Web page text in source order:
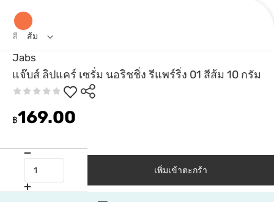
Jabs
แจ๊บส์ ลิปแคร์ เซรั่ม นอริชชิ่ง รีแพร์ริ่ง 01 สีส้ม 10 กรัม
฿169.00
สี ส้ม
เพิ่มเข้าตะกร้า